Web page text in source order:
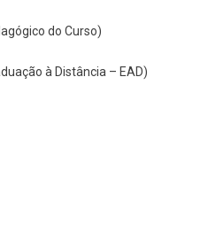
do Curso)
à Distância – EAD)